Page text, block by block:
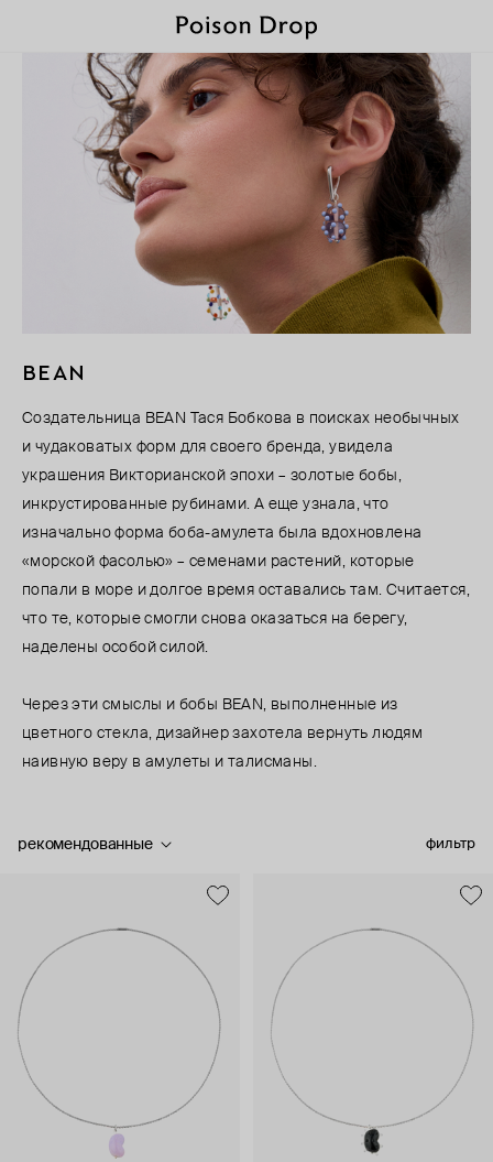
BEAN
Создательница BEAN Тася Бобкова в поисках необычных
и чудаковатых форм для своего бренда, увидела
украшения Викторианской эпохи – золотые бобы,
инкрустированные рубинами. А еще узнала, что
изначально форма боба-амулета была вдохновлена
«морской фасолью» – семенами растений, которые
попали в море и долгое время оставались там. Считается,
что те, которые смогли снова оказаться на берегу,
наделены особой силой.
Через эти смыслы и бобы BEAN, выполненные из
цветного стекла, дизайнер захотела вернуть людям
наивную веру в амулеты и талисманы.
фильтр
рекомендованные